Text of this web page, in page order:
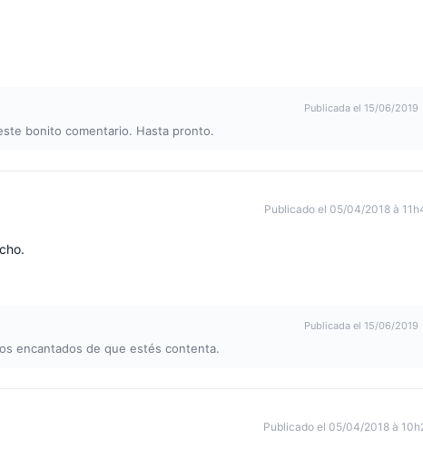
Publicada el 15/06/2019
bonito comentario. Hasta pronto.
Publicado el 05/04/2018 à
Publicada el 15/06/2019
encantados de que estés contenta.
Publicado el 05/04/2018 à